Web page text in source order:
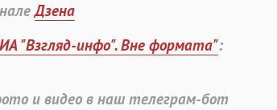
Дзена
"Взгляд-инфо". Вне формата":
и видео в наш телеграм-бот